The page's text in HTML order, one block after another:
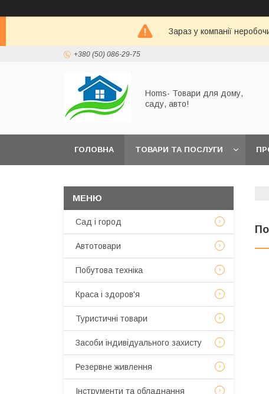
Зараз у компанії
+380 (50) 086-29-75
Homs- Товари для дому,
саду, авто!
ГОЛОВНА ТОВАРИ ТА ПОСЛУГИ
Сад і город
Автотовари
Побутова техніка
Краса і здоров'я
Туристичні товари
Засоби індивідуального захисту
Резервне живлення
Інструменти та обладнання